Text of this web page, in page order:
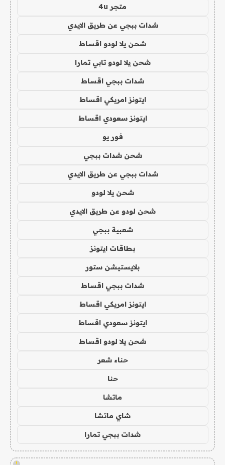
متجر 4u
شدات ببجي عن طريق الايدي
شحن يلا لودو اقساط
شحن يلا لودو تابي تمارا
شدات ببجي اقساط
ايتونز امريكي اقساط
ايتونز سعودي اقساط
فور يو
شحن شدات ببجي
شدات ببجي عن طريق الايدي
شحن يلا لودو
شحن لودو عن طريق الايدي
شعبية ببجي
بطاقات ايتونز
بلايستيشن ستور
شدات ببجي اقساط
ايتونز امريكي اقساط
ايتونز سعودي اقساط
شحن يلا لودو اقساط
حناء شعر
حنا
ماتشا
شاي ماتشا
شدات ببجي تمارا